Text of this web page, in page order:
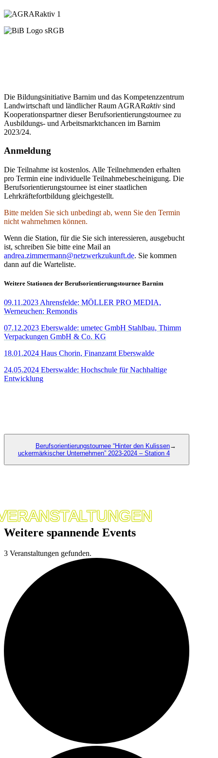
Die Bildungsinitiative Barnim und das Kompetenzzentrum
Landwirtschaft und ländlicher Raum AGRARaktiv sind
Kooperationspartner dieser Berufsorientierungstournee zu
Ausbildungs- und Arbeitsmarktchancen im Barnim
2023/24.
Anmeldung
Die Teilnahme ist kostenlos. Alle Teilnehmenden erhalten
pro Termin eine individuelle Teilnahmebescheinigung. Die
Berufsorientierungstournee ist einer staatlichen
Lehrkräftefortbildung gleichgestellt.
Bitte melden Sie sich unbedingt ab, wenn Sie den Termin
nicht wahrnehmen können.
Wenn die Station, für die Sie sich interessieren, ausgebucht
ist, schreiben Sie bitte eine Mail an
andrea.zimmermann@netzwerkzukunft.de. Sie kommen
dann auf die Warteliste.
Weitere Stationen der Berufsorientierungstournee Barnim
09.11.2023 Ahrensfelde: MÖLLER PRO MEDIA,
Werneuchen: Remondis
07.12.2023 Eberswalde: umetec GmbH Stahlbau, Thimm
Verpackungen GmbH & Co. KG
18.01.2024 Haus Chorin, Finanzamt Eberswalde
24.05.2024 Eberswalde: Hochschule für Nachhaltige
Entwicklung
Berufsorientierungstournee “Hinter den Kulissen
uckermärkischer Unternehmen” 2023-2024 – Station 4
→
Weitere spannende Events
3 Veranstaltungen gefunden.